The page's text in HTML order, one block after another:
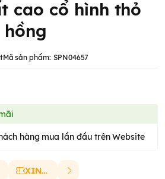
cao cổ hình thỏ
Mã sản phẩm: SPN04657
hàng mua lần đầu trên Website
XINCHAO